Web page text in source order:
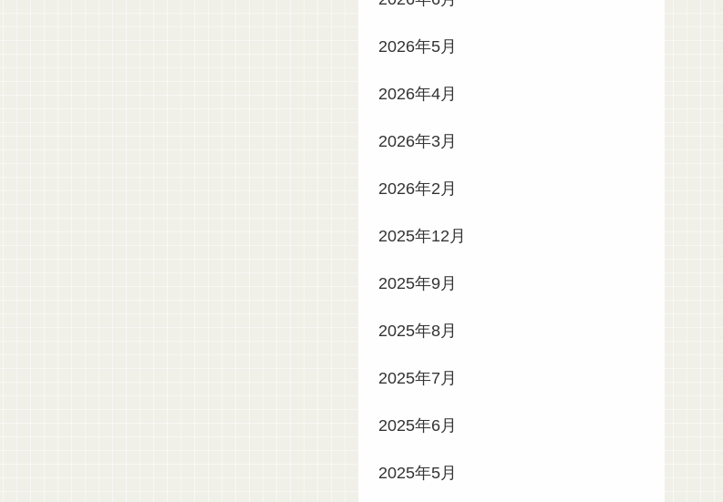
2026年5月
2026年4月
2026年3月
2026年2月
2025年12月
2025年9月
2025年8月
2025年7月
2025年6月
2025年5月